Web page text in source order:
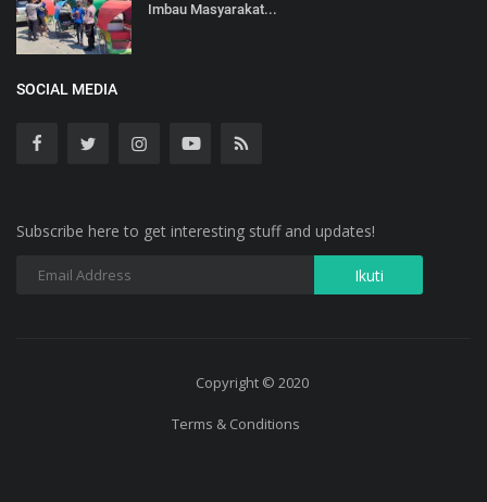
Imbau Masyarakat...
SOCIAL MEDIA
Subscribe here to get interesting stuff and updates!
Copyright © 2020
Terms & Conditions